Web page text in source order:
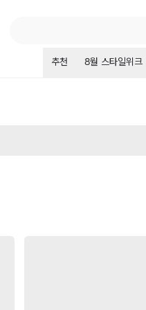
추천 8월 스타일위크